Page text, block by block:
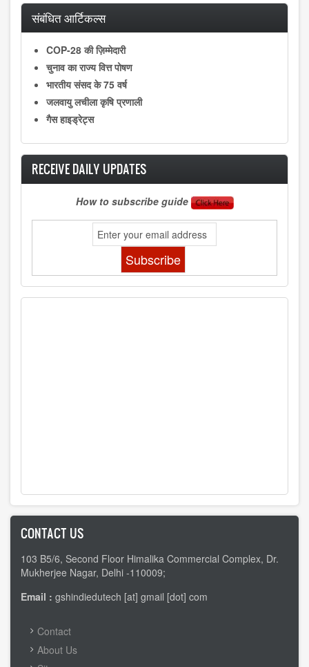
संबंधित आर्टिकल्स
COP-28 की ज़िम्मेदारी
चुनाव का राज्य वित्त पोषण
भारतीय संसद के 75 वर्ष
जलवायु लचीला कृषि प्रणाली
गैस हाइड्रेट्स
RECEIVE DAILY UPDATES
How to subscribe guide
CONTACT US
103 B5/6, Second Floor Himalika Commercial Complex, Dr.
Mukherjee Nagar, Delhi -110009;
Email : gshindiedutech [at] gmail [dot] com
FOOTER
MENU
Contact
About Us